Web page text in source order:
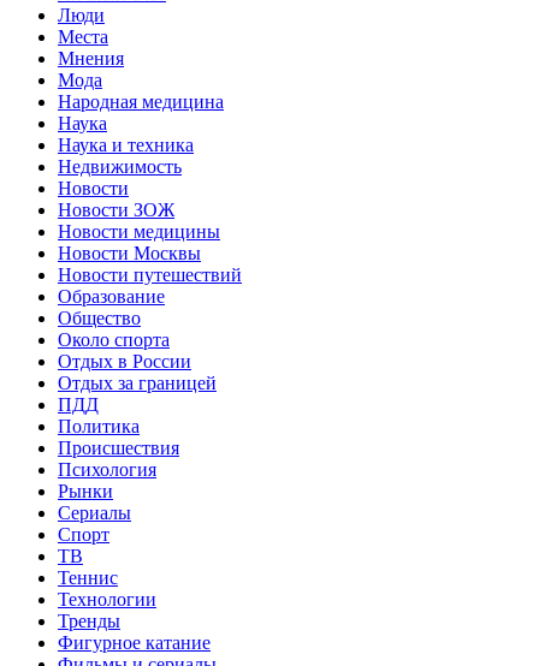
Люди
Места
Мнения
Мода
Народная медицина
Наука
Наука и техника
Недвижимость
Новости
Новости ЗОЖ
Новости медицины
Новости Москвы
Новости путешествий
Образование
Общество
Около спорта
Отдых в России
Отдых за границей
ПДД
Политика
Происшествия
Психология
Рынки
Сериалы
Спорт
ТВ
Теннис
Технологии
Тренды
Фигурное катание